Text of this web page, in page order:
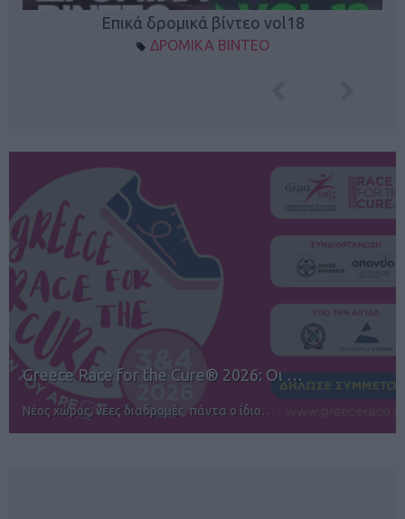
Επικά δρομικά βίντεο vol18
ΔΡΟΜΙΚΑ ΒΙΝΤΕΟ
Οι … 12ος TUI Rhodes Marathon:
Αγώνες για όλους στην Ρόδο